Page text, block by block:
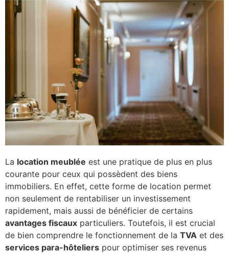
La location meublée est une pratique de plus en plus
courante pour ceux qui possèdent des biens
immobiliers. En effet, cette forme de location permet
non seulement de rentabiliser un investissement
rapidement, mais aussi de bénéficier de certains
avantages fiscaux particuliers. Toutefois, il est crucial
de bien comprendre le fonctionnement de la TVA et des
services para-hôteliers pour optimiser ses revenus